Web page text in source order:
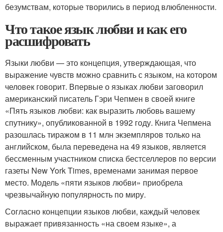
безумствам, которые творились в период влюбленности.
Что такое язык любви и как его
расшифровать
Языки любви — это концепция, утверждающая, что
выражение чувств можно сравнить с языком, на котором
человек говорит. Впервые о языках любви заговорил
американский писатель Гэри Чепмен в своей книге
«Пять языков любви: как выразить любовь вашему
спутнику», опубликованной в 1992 году. Книга Чепмена
разошлась тиражом в 11 млн экземпляров только на
английском, была переведена на 49 языков, является
бессменным участником списка бестселлеров по версии
газеты New York Times, временами занимая первое
место. Модель «пяти языков любви» приобрела
чрезвычайную популярность по миру.
Согласно концепции языков любви, каждый человек
выражает привязанность «на своем языке», а